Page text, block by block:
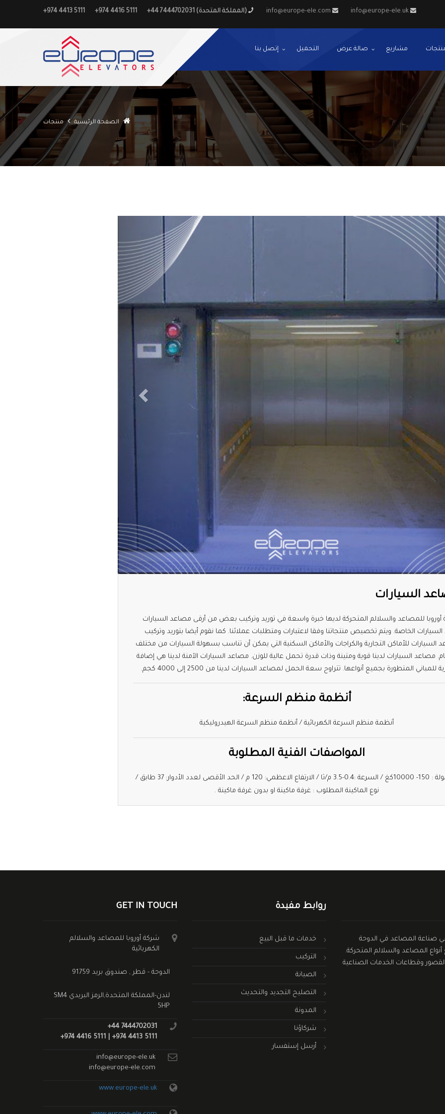
+44 7444702031 (المملكة المتحدة) +974 4416 5111
+974 4413 5111
مشاريع صالة عرض التحميل إتصل بنا
الصفحة الرئيسية منتجات
السيارات
أوروبا للمصاعد والسلالم المتحركة لديها خبرة واسعة في توريد وتركيب بعض من أرقى مصاعد السيارات
السيارات الخاصة. ويتم تخصيص منتجاتنا وفقا لاعتبارات ومتطلبات عملائنا. كما نقوم أيضا بتوريد وتركيب
السيارات للأماكن التجارية والكراجات والأماكن السكنية التي يمكن أن تناسب بسهولة السيارات من مختلف
مصاعد السيارات لدينا قوية ومتينة وذات قدرة تحمل عالية للوزن. مصاعد السيارات الآمنة لدينا هي إضافة
للمباني المتطورة بجميع أنواعها. تتراوح سعة الحمل لمصاعد السيارات لدينا من 2500 إلى 4000 كجم.
أنظمة منظم السرعة:
أنظمة منظم السرعة الكهربائية / أنظمة منظم السرعة الهيدروليكية
المواصفات الفنية المطلوبة
الحمولة : 150- 10000كغ / السرعة :0.4-3.5 م/ثا / الارتفاع الاعظمي: 120 م / الحد الأقصى لعدد الأدوار: 37 طابق /
نوع الماكينة المطلوب : غرفة ماكينة او بدون غرفة ماكينة .
الحلول في صناعة المصاعد في الدوحة
المصاعد والسلالم المتحركة.
والقصور وقطاعات الخدمات الصناعية
روابط مفيدة
خدمات ما قبل البيع
التركيب
الصيانة
التصليح التجديد والتحديث
المدونة
شركاؤنا
أرسل إستفسار
GET IN TOUCH
شركة أوروبا للمصاعد والسلالم
الكهربائية
الدوحة - قطر , صندوق بريد 91759
لندن-المملكة المتحدة,الرمز البريدي SM4
5HP
+44 7444702031
+974 4416 5111 | +974 4413 5111
info@europe-ele.uk
info@europe-ele.com
www.europe-ele.uk